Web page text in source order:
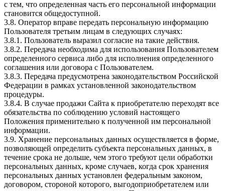
с тем, что определенная часть его персональной информации
становится общедоступной.
3.8. Оператор вправе передать персональную информацию
Пользователя третьим лицам в следующих случаях:
3.8.1. Пользователь выразил согласие на такие действия.
3.8.2. Передача необходима для использования Пользователем
определенного сервиса либо для исполнения определенного
соглашения или договора с Пользователем.
3.8.3. Передача предусмотрена законодательством Российской
Федерации в рамках установленной законодательством
процедуры.
3.8.4. В случае продажи Сайта к приобретателю переходят все
обязательства по соблюдению условий настоящего
Положения применительно к полученной им персональной
информации.
3.9. Хранение персональных данных осуществляется в форме,
позволяющей определить субъекта персональных данных, в
течение срока не дольше, чем этого требуют цели обработки
персональных данных, кроме случаев, когда срок хранения
персональных данных установлен федеральным законом,
договором, стороной которого, выгодоприобретателем или